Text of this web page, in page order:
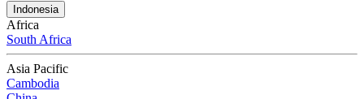
Indonesia
Africa
South Africa
Asia Pacific
Cambodia